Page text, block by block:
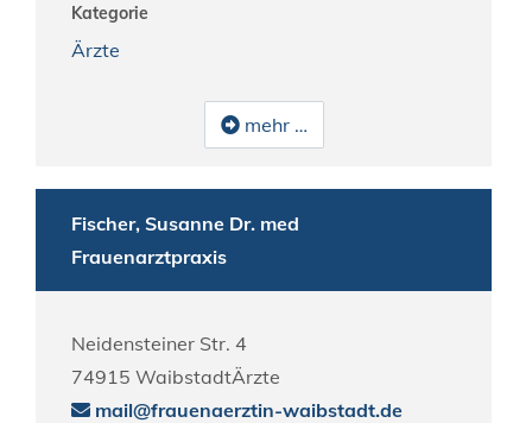
Kategorie
Ärzte
mehr …
Fischer, Susanne Dr. med
Frauenarztpraxis
Neidensteiner Str. 4
74915 WaibstadtÄrzte
mail@frauenaerztin-waibstadt.de